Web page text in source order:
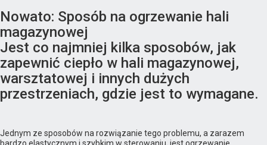
Nowato: Sposób na ogrzewanie hali
magazynowej
Jest co najmniej kilka sposobów, jak
zapewnić ciepło w hali magazynowej,
warsztatowej i innych dużych
przestrzeniach, gdzie jest to wymagane.
Jednym ze sposobów na rozwiązanie tego problemu, a zarazem